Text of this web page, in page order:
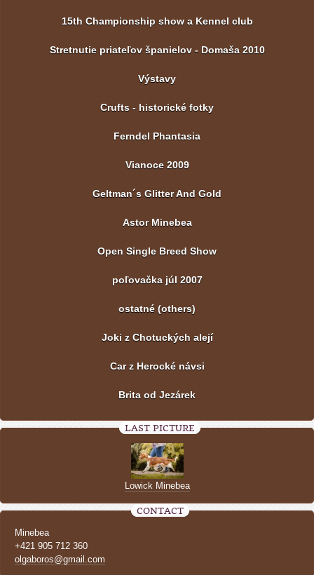
15th Championship show a Kennel club
Stretnutie priateľov španielov - Domaša 2010
Výstavy
Crufts - historické fotky
Ferndel Phantasia
Vianoce 2009
Geltman´s Glitter And Gold
Astor Minebea
Open Single Breed Show
poľovačka júl 2007
ostatné (others)
Joki z Chotuckých alejí
Car z Herocké návsi
Brita od Jezárek
LAST PICTURE
Lowick Minebea
CONTACT
Minebea
+421 905 712 360
olgaboros@gmail.com